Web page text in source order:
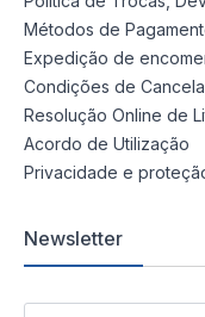
Métodos de
Expedição de
Condições de
Resolução Online de
Acordo de Utilização
Privacidade e
Newsletter